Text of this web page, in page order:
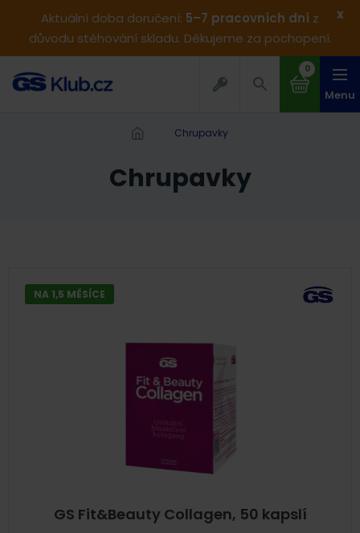
Aktuální doba doručení: 5–7 pracovních dní z
důvodu stěhování skladu. Děkujeme za pochopení.
x
0
Menu
chrupavky
chrupavky
GS Fit&Beauty Collagen, 50 kapslí
NA 1,5 MĚSÍCE